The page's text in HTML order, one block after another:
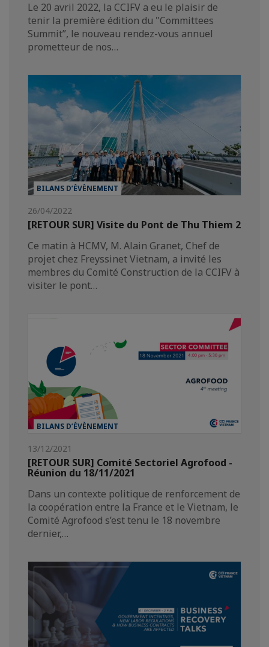
Le 20 avril 2022, la CCIFV a eu le plaisir de
tenir la première édition du "Committees
Summit”, le nouveau rendez-vous annuel
prometteur de nos…
BILANS D’ÉVÈNEMENT
26/04/2022
[RETOUR SUR] Visite du Pont de Thu Thiem 2
Ce matin à HCMV, M. Alain Granet, Chef de
projet chez Freyssinet Vietnam, a invité les
membres du Comité Construction de la CCIFV à
visiter le pont…
BILANS D’ÉVÈNEMENT
13/12/2021
[RETOUR SUR] Comité Sectoriel Agrofood -
Réunion du 18/11/2021
Dans un contexte politique de renforcement de
la coopération entre la France et le Vietnam, le
Comité Agrofood s’est tenu le 18 novembre
dernier,…